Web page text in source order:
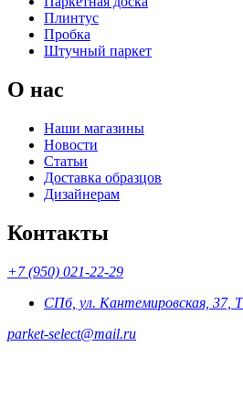
Плинтус
Пробка
Штучный паркет
О нас
Наши магазины
Новости
Статьи
Доставка образцов
Дизайнерам
Контакты
+7 (950) 021-22-29
СПб, ул. Кантемировская,
parket-select@mail.ru